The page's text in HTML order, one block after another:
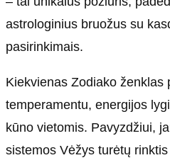
astrologinius bruožus su
pasirinkimais.
Kiekvienas Zodiako ženklas
temperamentu, energijos
kūno vietomis. Pavyzdžiui,
sistemos Vėžys turėtų